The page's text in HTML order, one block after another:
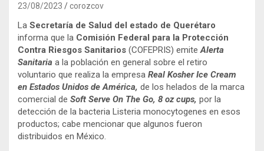
23/08/2023 corozcov
La Secretaría de Salud del estado de Querétaro
informa que la Comisión Federal para la Protección
Contra Riesgos Sanitarios (COFEPRIS) emiteAlerta
Sanitaria a la población en general sobre el retiro
voluntario que realiza la empresa Real Kosher Ice Cream
en Estados Unidos de América, de los helados de la marca
comercial de Soft Serve On The Go, 8 oz cups, por la
detección de la bacteria Listeria monocytogenes en esos
productos; cabe mencionar que algunos fueron
distribuidos en México.